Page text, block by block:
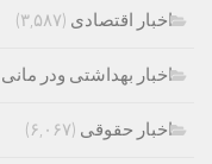
اخبار اقتصادی (۳,۵۸۷)
اخبار بهداشتی ودر مانی
اخبار حقوقی (۶,۰۶۷)